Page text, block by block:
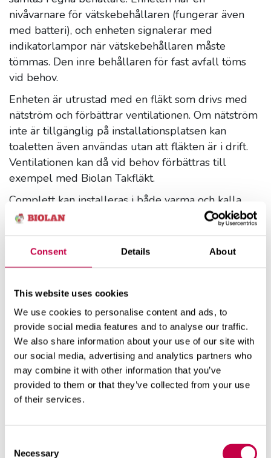
Consent Details About
This website uses cookies
We use cookies to personalise content and ads, to
provide social media features and to analyse our traffic.
We also share information about your use of our site with
our social media, advertising and analytics partners who
may combine it with other information that you’ve
provided to them or that they’ve collected from your use
of their services.
Selection
Necessary
nivåvarnare för vätskebehållaren (fungerar även
med batteri), och enheten signalerar med
indikatorlampor när vätskebehållaren måste
tömmas. Den inre behållaren för fast avfall töms
vid behov.
Enheten är utrustad med en fläkt som drivs med
nätström och förbättrar ventilationen. Om nätström
inte är tillgänglig på installationsplatsen kan
toaletten även användas utan att fläkten är i drift.
Ventilationen kan då vid behov förbättras till
exempel med Biolan Takfläkt.
Complett kan installeras i både varma och kalla
utrymmen. En Complett som installeras i ett
uppvärmt utrymme kan användas året runt. Då
måste ventilationen isoleras i de kalla delarna av
utrymmet. En toalett i ett kallt utrymme kan
Vätskebehållaren måste tömmas innan
temperaturen sjunker under fryspunkten (< 0 °C).
Complett kan förvaras över vintern i ett kallt
utrymme.